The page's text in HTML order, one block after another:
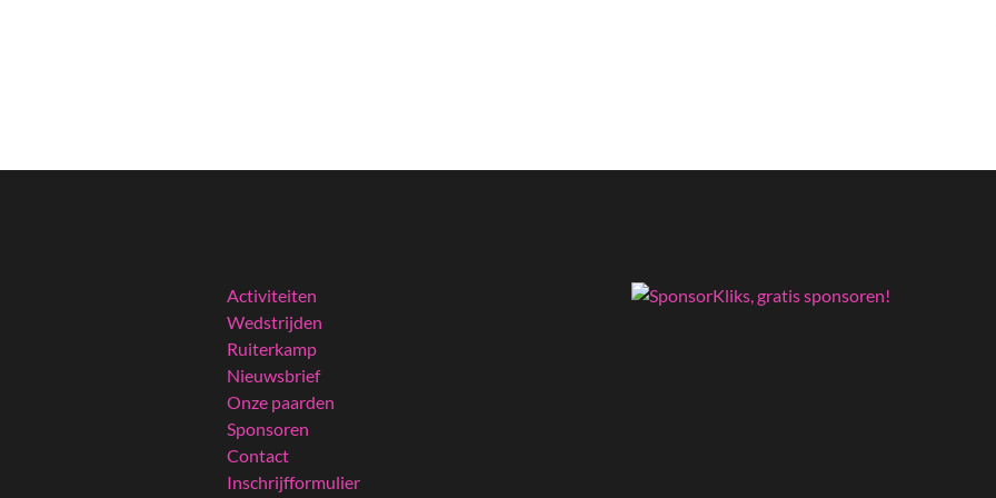
Activiteiten
Wedstrijden
Ruiterkamp
Nieuwsbrief
Onze paarden
Sponsoren
Contact
Inschrijfformulier